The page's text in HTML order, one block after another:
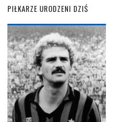
PIŁKARZE URODZENI DZIŚ